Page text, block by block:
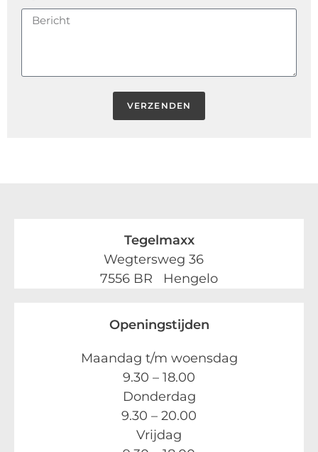
VERZENDEN
Tegelmaxx
Wegtersweg 36
7556 BR Hengelo
Openingstijden
Maandag t/m woensdag
9.30 – 18.00
Donderdag
9.30 – 20.00
Vrijdag